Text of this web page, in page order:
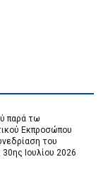
παρά τω
Εκπροσώπου
του
Ιουλίου 2026